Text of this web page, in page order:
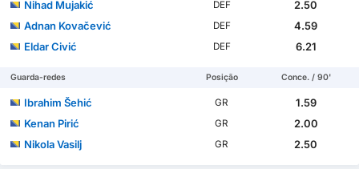
Nihad Mujakić
DEF
2.50
Adnan Kovačević
DEF
4.59
Eldar Civić
DEF 6.21
Guarda-redes Posição Conce. / 90'
Ibrahim Šehić GR
1.59
Kenan Pirić
GR
2.00
Nikola Vasilj
GR 2.50